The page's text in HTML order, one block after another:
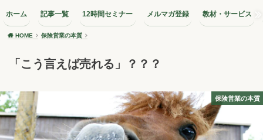
ホーム 記事一覧 12時間セミナー メルマガ登録 教材・サービス
HOME 保険営業の本質
「こう言えば売れる」？？？
保険営業の本質